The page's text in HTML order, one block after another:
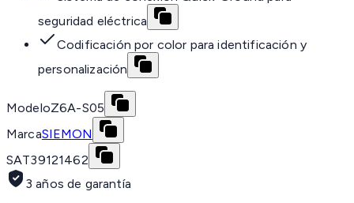
seguridad eléctrica
Codificación por color para identificación y
personalización
ModeloZ6A-S05
MarcaSIEMON
SAT39121462
3 años de garantía